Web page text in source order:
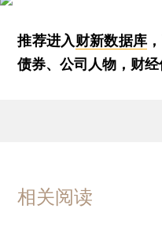
推荐进入财新数据库
债券、公司人物，财经
相关阅读